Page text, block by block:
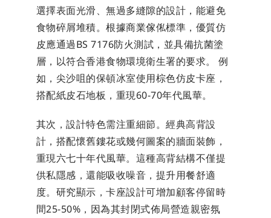
選擇表面光滑、無過多縫隙的設計，能避免
食物碎屑堆積。根據商業傢俬標準，優質仿
皮應通過BS 7176防火測試，並具備抗菌塗
層，以符合香港食物環境衛生署的要求。 例
如，尖沙咀的保頓冰室使用棕色仿皮卡座，
搭配紙皮石地板，重現60-70年代風華。
其次，設計特色需注重細節。經典高背設
計，搭配懷舊鏤花或幾何圖案的牆面裝飾，
重現六七十年代風華。這種高背結構不僅提
供私隱感，還能吸收噪音，提升用餐舒適
度。研究顯示，卡座設計可增加顧客停留時
間25-50%，因為其封閉式佈局營造親密氛